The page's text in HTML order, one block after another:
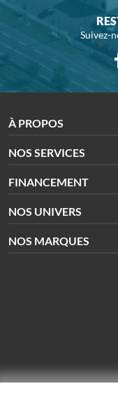
Suivez-
À PROPOS
NOS SERVICES
FINANCEMENT
NOS UNIVERS
NOS MARQUES